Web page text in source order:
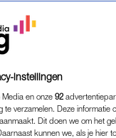
instellingen
en onze 92
te verzamelen. Deze informatie
Dit doen we om het
kunnen we, als je hier